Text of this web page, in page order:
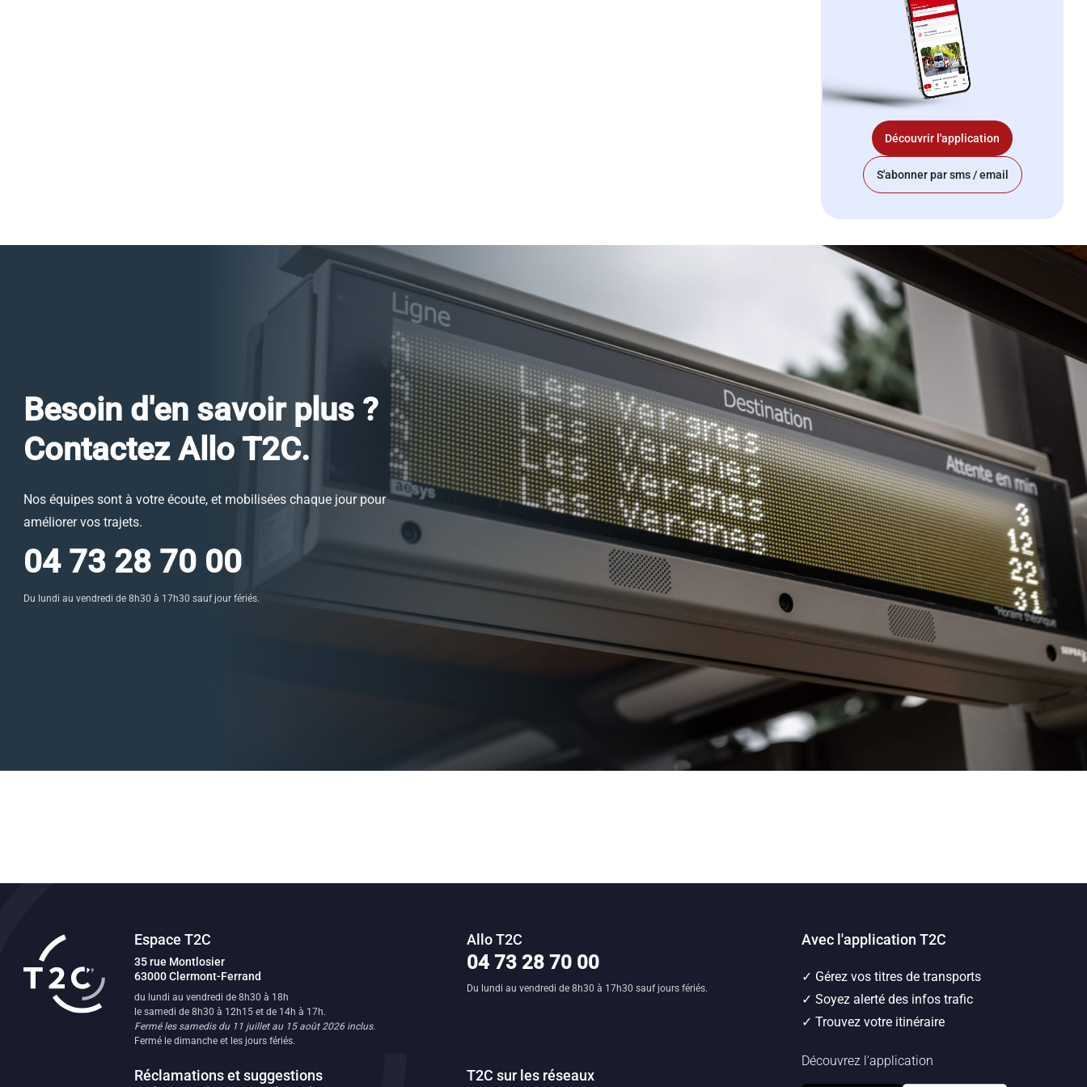
Découvrir l'application
S'abonner par sms / email
Besoin d'en savoir plus ?
Contactez Allo T2C.
Nos équipes sont à votre écoute, et mobilisées chaque jour pour
améliorer vos trajets.
04 73 28 70 00
Du lundi au vendredi de 8h30 à 17h30 sauf jour fériés.
Espace T2C
Transport en commun de l'agglomération clermontoise
35 rue Montlosier
63000Clermont-Ferrand
du lundi au vendredi de 8h30 à 18h
le samedi de 8h30 à 12h15 et de 14h à 17h.
Fermé les samedis du 11 juillet au 15 août 2026 inclus.
Fermé le dimanche et les jours fériés.
Réclamations et suggestions
Allo T2C
04 73 28 70 00
Du lundi au vendredi de 8h30 à 17h30 sauf jours fériés.
T2C sur les réseaux
Avec l'application T2C
✓ Gérez vos titres de transports
✓ Soyez alerté des infos trafic
✓ Trouvez votre itinéraire
Découvrez l'application